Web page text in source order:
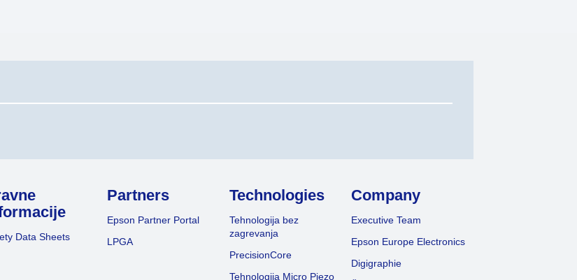
Data Sheets
Partners
Epson Partner Portal
LPGA
Technologies
Tehnologija bez
zagrevanja
PrecisionCore
Tehnologija Micro Piezo
Company
Executive Team
Epson Europe Electronics
Digigraphie